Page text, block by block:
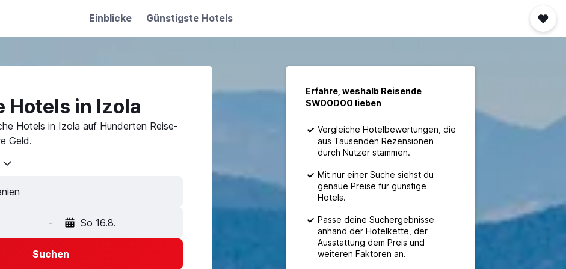
Einblicke Günstigste Hotels
Hotels in Izola
Hotels in Izola auf Hunderten Reise-
Geld.
- So 16.8.
Suchen
Erfahre, weshalb Reisende
SWOODOO lieben
Vergleiche Hotelbewertungen, die
aus Tausenden Rezensionen
durch Nutzer stammen.
Mit nur einer Suche siehst du
genaue Preise für günstige
Hotels.
Passe deine Suchergebnisse
anhand der Hotelkette, der
Ausstattung dem Preis und
weiteren Faktoren an.